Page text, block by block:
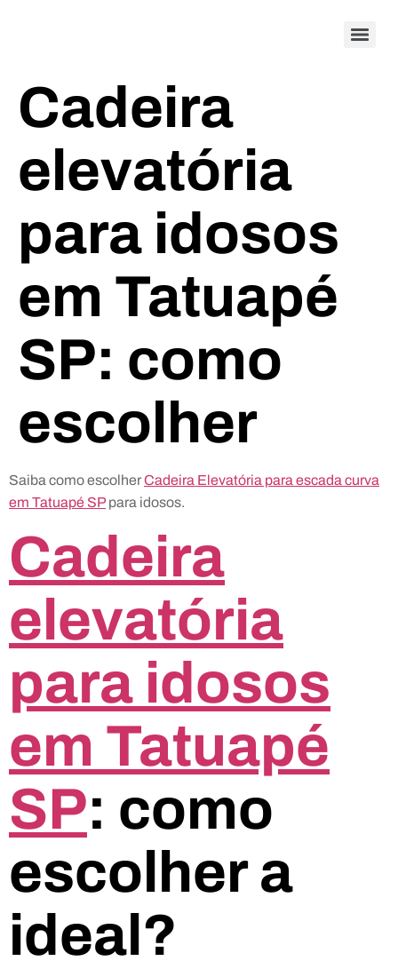
Cadeira
elevatória
para idosos
em Tatuapé
SP: como
escolher
Saiba como escolherCadeira Elevatória para escada curva
em Tatuapé SPpara idosos.
Cadeira
elevatória
para idosos
em Tatuapé
SP: como
escolher a
ideal?